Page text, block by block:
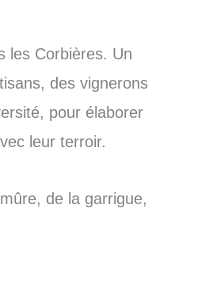
les Corbières. Un
des vignerons
pour élaborer
leur terroir.
de la garrigue,